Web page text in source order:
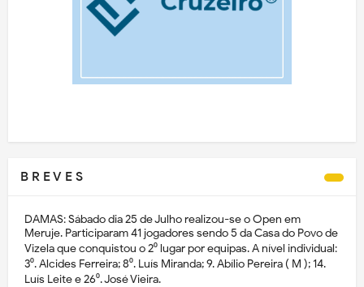
B R E V E S
DAMAS: Sábado dia 25 de Julho realizou-se o Open em
Meruje. Participaram 41 jogadores sendo 5 da Casa do Povo de
Vizela que conquistou o 2⁰ lugar por equipas. A nível individual:
3⁰. Alcides Ferreira; 8⁰. Luís Miranda; 9. Abílio Pereira ( M ); 14.
Luís Leite e 26⁰. José Vieira.